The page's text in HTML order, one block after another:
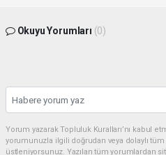
Okuyu Yorumları (0)
Yorum yazarak Topluluk Kuralları’nı kabul
yorumunuzla ilgili doğrudan veya dolaylı tüm
üstleniyorsunuz. Yazılan tüm yorumlardan